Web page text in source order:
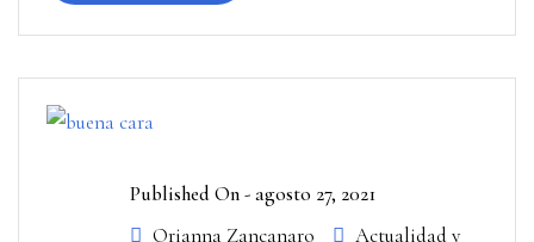
Published On -agosto 27, 2021
Orianna Zancanaro
Actualidad y